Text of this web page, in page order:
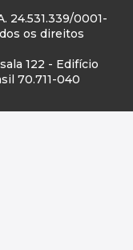
0001-
os direitos
122 - Edifício
70.711-040